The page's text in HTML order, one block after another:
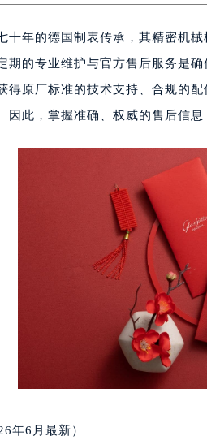
十年的德国制表传承，其精密机
期的专业维护与官方售后服务是
得原厂标准的技术支持、合规的
因此，掌握准确、权威的售后信
年6月最新）